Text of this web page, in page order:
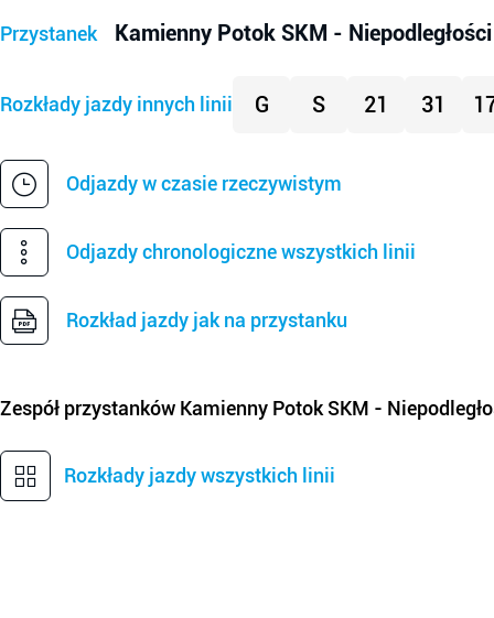
Przystanek Kamienny Potok SKM -
Rozkłady jazdy innych linii G S 21 31
Odjazdy w czasie rzeczywistym
Odjazdy chronologiczne wszystkich linii
Rozkład jazdy jak na przystanku
Zespół przystanków Kamienny Potok SKM -
Rozkłady jazdy wszystkich linii